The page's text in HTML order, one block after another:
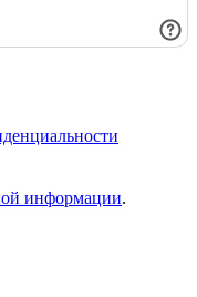
информации.